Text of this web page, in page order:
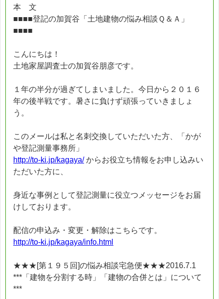
本 文
■■■■登記の加賀谷「土地建物の悩み相談Ｑ＆Ａ」
■■■■
こんにちは！
土地家屋調査士の加賀谷朋彦です。
１年の半分が過ぎてしまいました。今日から２０１６
年の後半戦です。暑さに負けず頑張っていきましょ
う。
このメールは私と名刺交換していただいた方、「かが
や登記測量事務所」
http://to-ki.jp/kagaya/からお役立ち情報をお申し込みい
ただいた方に、
身近な事例として登記測量に役立つメッセージをお届
けしております。
配信の申込み・変更・解除はこちらです。
http://to-ki.jp/kagaya/info.html
★★★[第１９５回]の悩み相談宅急便★★★2016.7.1
***「建物を分割する時」「建物の合併とは」について
***